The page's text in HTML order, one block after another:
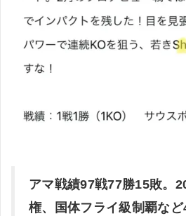
アマ戦績97戦77勝15敗。
権、国体フライ級制覇な